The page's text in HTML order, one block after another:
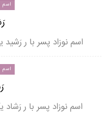
اسم
اسم نوزاد پسر با ر
اسم
اسم نوزاد پسر با ر